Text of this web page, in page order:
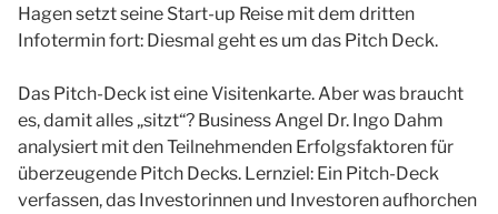
Hagen setzt seine Start-up Reise mit dem dritten
Infotermin fort: Diesmal geht es um das Pitch Deck.
Das Pitch-Deck ist eine Visitenkarte. Aber was braucht
es, damit alles „sitzt“? Business Angel Dr. Ingo Dahm
analysiert mit den Teilnehmenden Erfolgsfaktoren für
überzeugende Pitch Decks. Lernziel: Ein Pitch-Deck
verfassen, das Investorinnen und Investoren aufhorchen